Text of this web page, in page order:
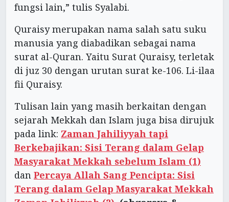
fungsi lain,” tulis Syalabi.
Quraisy merupakan nama salah satu suku
manusia yang diabadikan sebagai nama
surat al-Quran. Yaitu Surat Quraisy, terletak
di juz 30 dengan urutan surat ke-106. Li-ilaa
fii Quraisy.
Tulisan lain yang masih berkaitan dengan
sejarah Mekkah dan Islam juga bisa dirujuk
pada link: Zaman Jahiliyyah tapi
Berkebajikan: Sisi Terang dalam Gelap
Masyarakat Mekkah sebelum Islam (1)
dan Percaya Allah Sang Pencipta: Sisi
Terang dalam Gelap Masyarakat Mekkah